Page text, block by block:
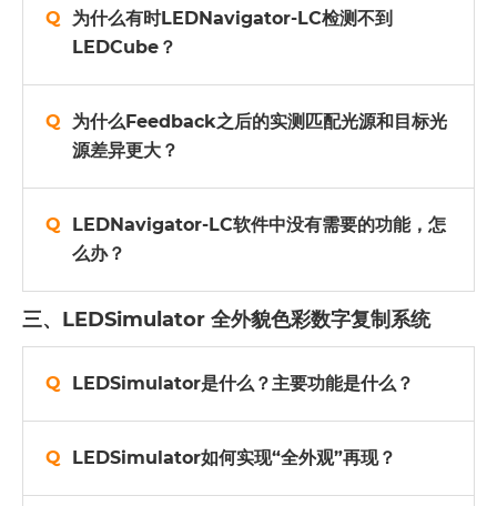
为什么有时LEDNavigator-LC检测不到
LEDCube？
为什么Feedback之后的实测匹配光源和目标光
源差异更大？
LEDNavigator-LC软件中没有需要的功能，怎
么办？
三、LEDSimulator 全外貌色彩数字复制系统
LEDSimulator是什么？主要功能是什么？
LEDSimulator如何实现“全外观”再现？